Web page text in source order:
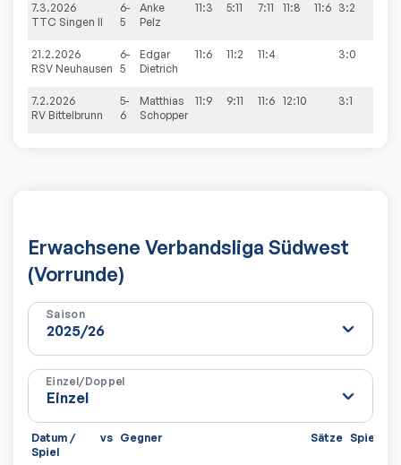
7.3.2026
TTC Singen II
6-
5
Anke
Pelz
11:3 5:11 7:11 11:8 11:6 3:2
21.2.2026
RSV Neuhausen
6-
5
Edgar
Dietrich
11:6 11:2 11:4 3:0
7.2.2026
RV Bittelbrunn
5-
6
Matthias
Schopper
11:9 9:11 11:6 12:10 3:1
Erwachsene Verbandsliga Südwest
(Vorrunde)
Saison
Einzel/Doppel
Datum /
Spiel
vs Gegner Sätze Spiele